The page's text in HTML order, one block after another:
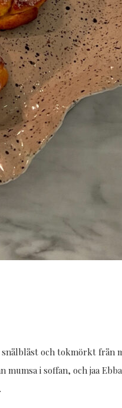
och tokmörkt från
i soffan, och jaa